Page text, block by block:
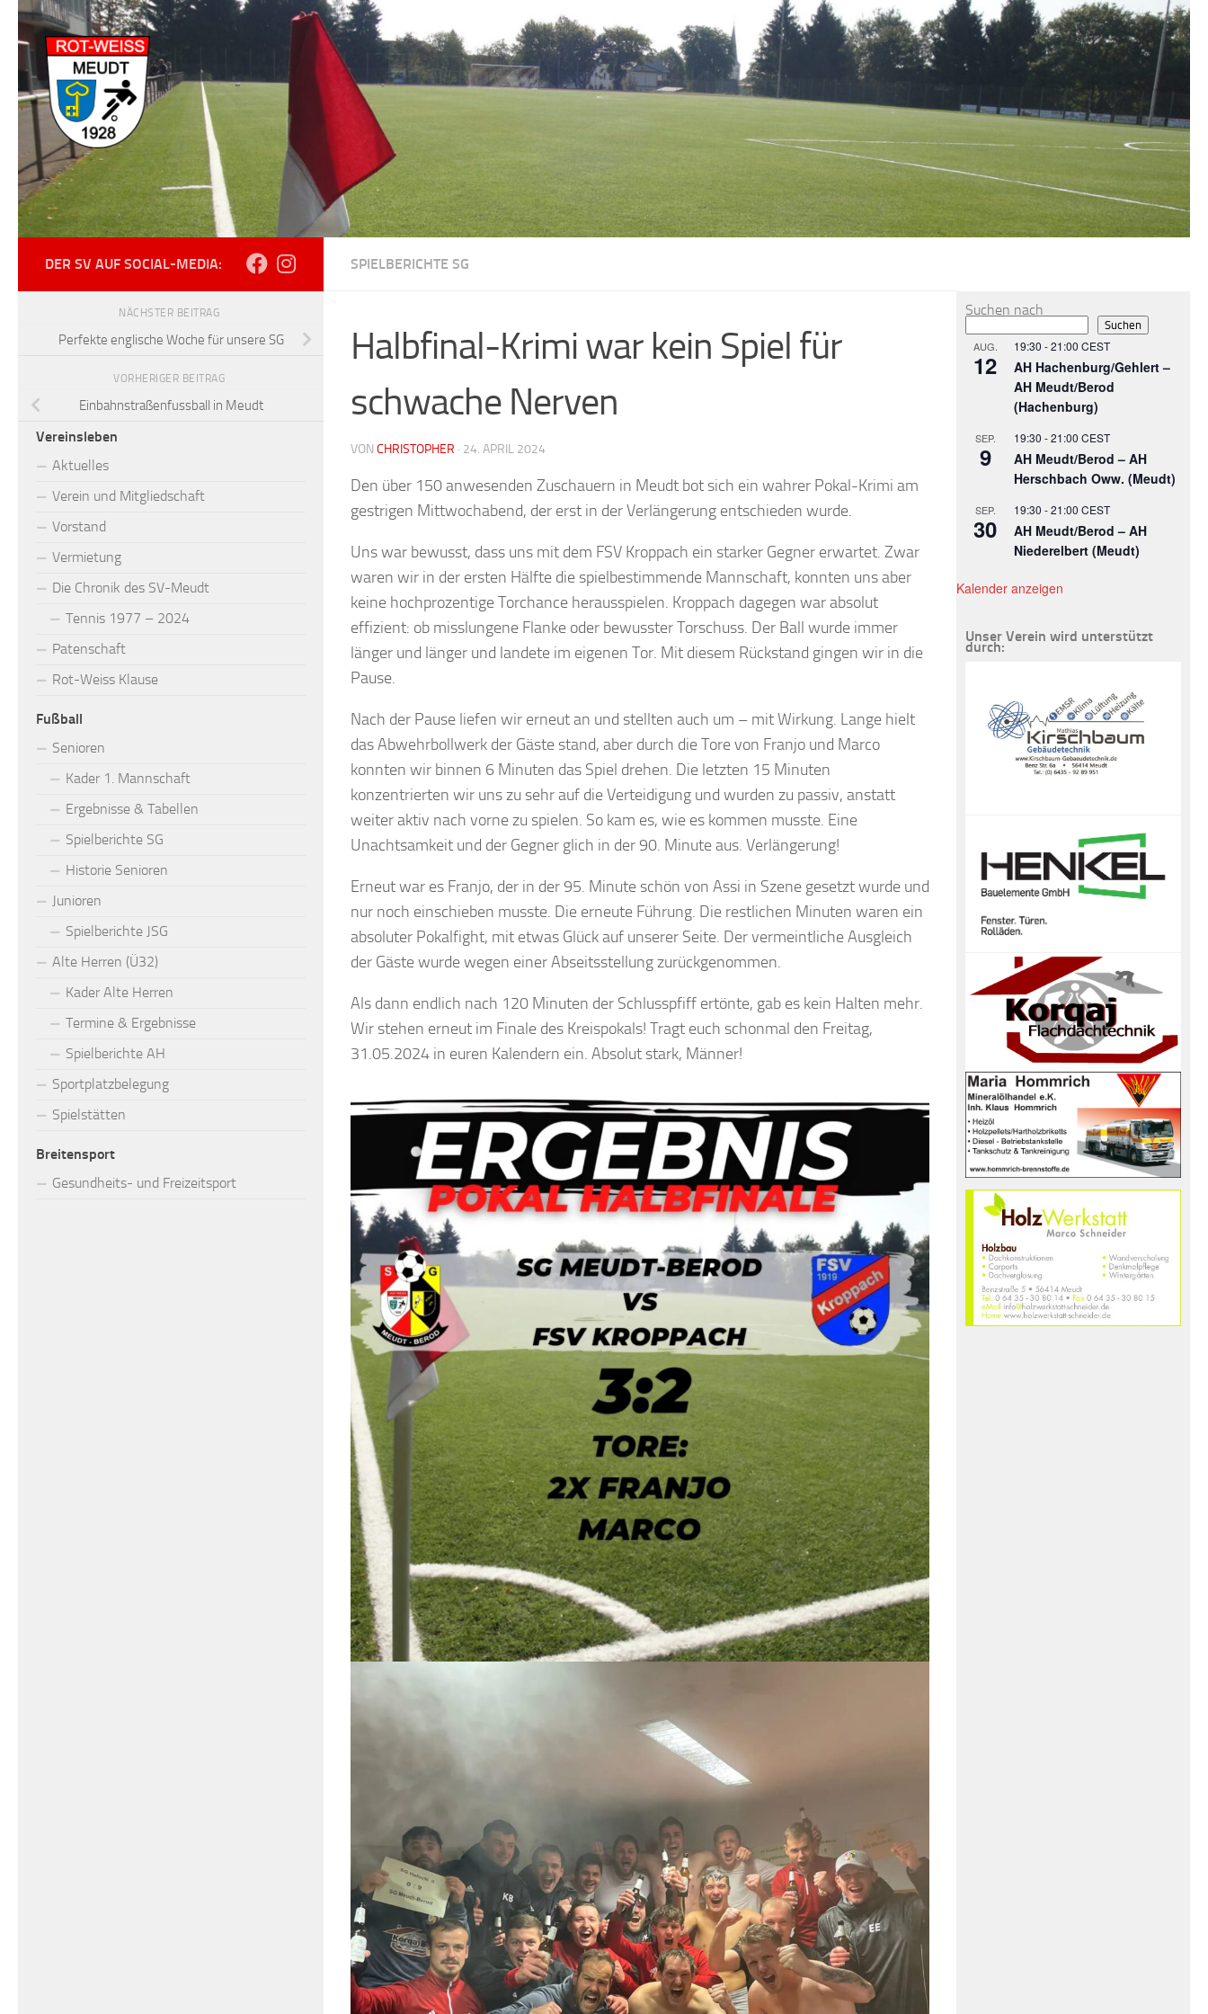
Zum Inhalt springen
SPIELBERICHTE SG
Halbfinal-Krimi war kein Spiel für
schwache Nerven
VON CHRISTOPHER · 24. APRIL 2024
Den über 150 anwesenden Zuschauern in Meudt bot sich ein wahrer Pokal-Krimi am
gestrigen Mittwochabend, der erst in der Verlängerung entschieden wurde.
Uns war bewusst, dass uns mit dem FSV Kroppach ein starker Gegner erwartet. Zwar
waren wir in der ersten Hälfte die spielbestimmende Mannschaft, konnten uns aber
keine hochprozentige Torchance herausspielen. Kroppach dagegen war absolut
effizient: ob misslungene Flanke oder bewusster Torschuss. Der Ball wurde immer
länger und länger und landete im eigenen Tor. Mit diesem Rückstand gingen wir in die
Pause.
Nach der Pause liefen wir erneut an und stellten auch um – mit Wirkung. Lange hielt
das Abwehrbollwerk der Gäste stand, aber durch die Tore von Franjo und Marco
konnten wir binnen 6 Minuten das Spiel drehen. Die letzten 15 Minuten
konzentrierten wir uns zu sehr auf die Verteidigung und wurden zu passiv, anstatt
weiter aktiv nach vorne zu spielen. So kam es, wie es kommen musste. Eine
Unachtsamkeit und der Gegner glich in der 90. Minute aus. Verlängerung!
Erneut war es Franjo, der in der 95. Minute schön von Assi in Szene gesetzt wurde und
nur noch einschieben musste. Die erneute Führung. Die restlichen Minuten waren ein
absoluter Pokalfight, mit etwas Glück auf unserer Seite. Der vermeintliche Ausgleich
der Gäste wurde wegen einer Abseitsstellung zurückgenommen.
Als dann endlich nach 120 Minuten der Schlusspfiff ertönte, gab es kein Halten mehr.
Wir stehen erneut im Finale des Kreispokals! Tragt euch schonmal den Freitag,
31.05.2024 in euren Kalendern ein. Absolut stark, Männer!
DER SV AUF SOCIAL-MEDIA:
NÄCHSTER BEITRAG
Perfekte englische Woche für unsere SG
VORHERIGER BEITRAG
Einbahnstraßenfussball in Meudt
Vereinsleben
Aktuelles
Verein und Mitgliedschaft
Vorstand
Vermietung
Die Chronik des SV-Meudt
Tennis 1977 – 2024
Patenschaft
Rot-Weiss Klause
Fußball
Senioren
Kader 1. Mannschaft
Ergebnisse & Tabellen
Spielberichte SG
Historie Senioren
Junioren
Spielberichte JSG
Alte Herren (Ü32)
Kader Alte Herren
Termine & Ergebnisse
Spielberichte AH
Sportplatzbelegung
Spielstätten
Breitensport
Gesundheits- und Freizeitsport
Suchen nach
Suchen
AUG.
12
19:30 -21:00 CEST
AH Hachenburg/Gehlert –
AH Meudt/Berod
(Hachenburg)
SEP.
9
19:30 -21:00 CEST
AH Meudt/Berod – AH
Herschbach Oww. (Meudt)
SEP.
30
19:30 -21:00 CEST
AH Meudt/Berod – AH
Niederelbert (Meudt)
Kalender anzeigen
Unser Verein wird unterstützt
durch: